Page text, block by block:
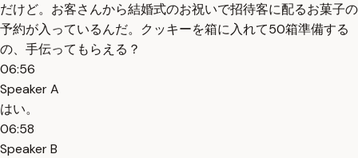
だけど。お客さんから結婚式のお祝いで招待客に配るお菓子の
予約が入っているんだ。クッキーを箱に入れて50箱準備する
の、手伝ってもらえる？
06:56
Speaker A
はい。
06:58
Speaker B